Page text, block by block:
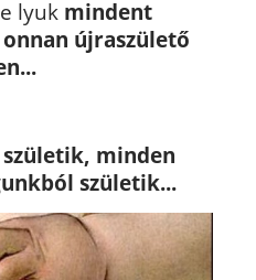
lyuk mindent
onnan újraszülető
minden
születik...